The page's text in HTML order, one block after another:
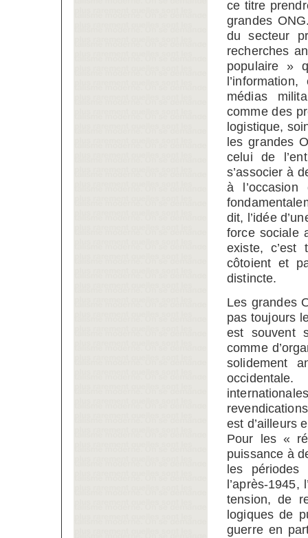
ce titre
grandes
du secteur
recherches
populaire »
médias
comme des
logistique,
les grandes
celui de
s’associer à
à
dit, l’idée
force sociale
existe,
côtoient et
distincte.
Les grandes
pas toujours
est souvent
comme
solidement
est d’ailleurs
Pour les «
puissance à
les périodes
l’après-
tension, de
logiques de
guerre en